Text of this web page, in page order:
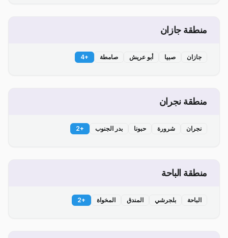
منطقة جازان
جازان صبيا أبو عريش صامطة +
4
منطقة نجران
نجران شرورة حبونا بدر الجنوب +
2
منطقة الباحة
الباحة بلجرشي المندق المخواة +
2